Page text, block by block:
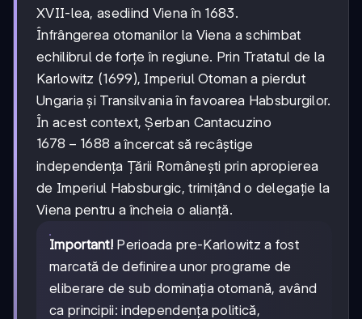
XVII-lea, asediind Viena în 1683.
Înfrângerea otomanilor la Viena a schimbat
echilibrul de forțe în regiune. Prin Tratatul de la
Karlowitz (1699), Imperiul Otoman a pierdut
Ungaria și Transilvania în favoarea Habsburgilor.
În acest context, Șerban Cantacuzino
1678-
1688
1678 − 1688 a încercat să recâștige
independența Țării Românești prin apropierea
de Imperiul Habsburgic, trimițând o delegație la
Viena pentru a încheia o alianță.
Important! Perioada pre-Karlowitz a fost
marcată de definirea unor programe de
eliberare de sub dominația otomană, având
ca principii: independența politică,